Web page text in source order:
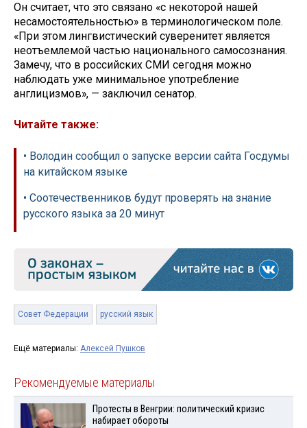
Он считает, что это связано «с некоторой нашей
несамостоятельностью» в терминологическом поле.
«При этом лингвистический суверенитет является
неотъемлемой частью национального самосознания.
Замечу, что в российских СМИ сегодня можно
наблюдать уже минимальное употребление
англицизмов», — заключил сенатор.
Читайте также:
• Володин сообщил о запуске версии сайта Госдумы
на китайском языке
• Соотечественников будут проверять на знание
русского языка за 20 минут
Совет Федерации русский язык
Ещё материалы: Алексей Пушков
Рекомендуемые материалы
Протесты в Венгрии: политический кризис
набирает обороты